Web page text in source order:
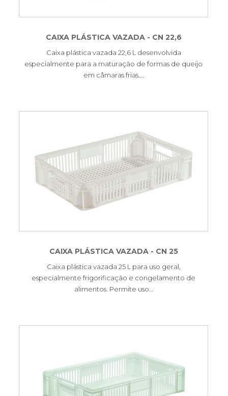
CAIXA PLÁSTICA VAZADA - CN 22,6
Caixa plástica vazada 22,6 L desenvolvida
especialmente para a maturação de formas de queijo
em câmaras frias.…
CAIXA PLÁSTICA VAZADA - CN 25
Caixa plástica vazada 25 L para uso geral,
especialmente frigorificação e congelamento de
alimentos. Permite uso…